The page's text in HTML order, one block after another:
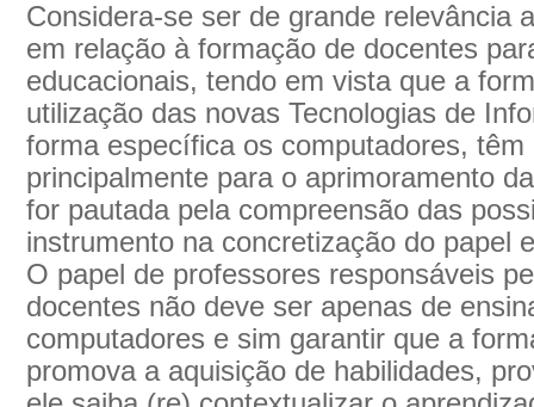
Considera-se ser de grande relevância
em relação à formação de docentes
educacionais, tendo em vista que a
utilização das novas Tecnologias de
forma específica os computadores,
principalmente para o aprimoramento
for pautada pela compreensão das
instrumento na concretização do papel
O papel de professores responsáveis
docentes não deve ser apenas de
computadores e sim garantir que a
promova a aquisição de habilidades,